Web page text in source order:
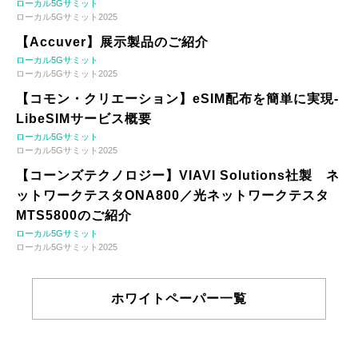
ローカル5Gサミット
ローカル5Gサミット2025
【Accuver】展示製品のご紹介
ローカル5Gサミット
ローカル5Gサミット2025
【コモン・クリエーション】eSIM配布を簡単に実現-
LibeSIMサービス概要
ローカル5Gサミット
ローカル5Gサミット2025
【コーンズテクノロジー】VIAVI Solutions社製 ネ
ットワークテスタONA800／光ネットワークテスタ
MTS5800のご紹介
ローカル5Gサミット
ローカル5Gサミット2025
ホワイトペーパー一覧